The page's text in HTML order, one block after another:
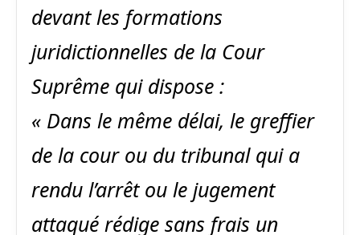
devant les formations
juridictionnelles de la Cour
Suprême qui dispose :
« Dans le même délai, le greffier
de la cour ou du tribunal qui a
rendu l’arrêt ou le jugement
attaqué rédige sans frais un